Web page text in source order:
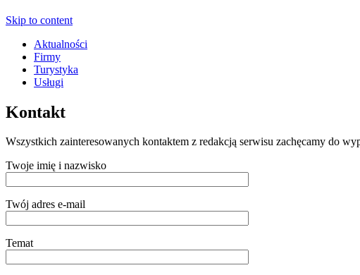
Skip to content
Aktualności
Firmy
Turystyka
Usługi
Kontakt
Wszystkich zainteresowanych kontaktem z redakcją serwisu zachęcamy do
Twoje imię i nazwisko
Twój adres e-mail
Temat